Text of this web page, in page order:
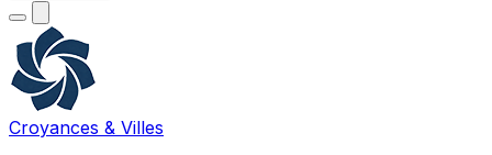
Croyances & Villes